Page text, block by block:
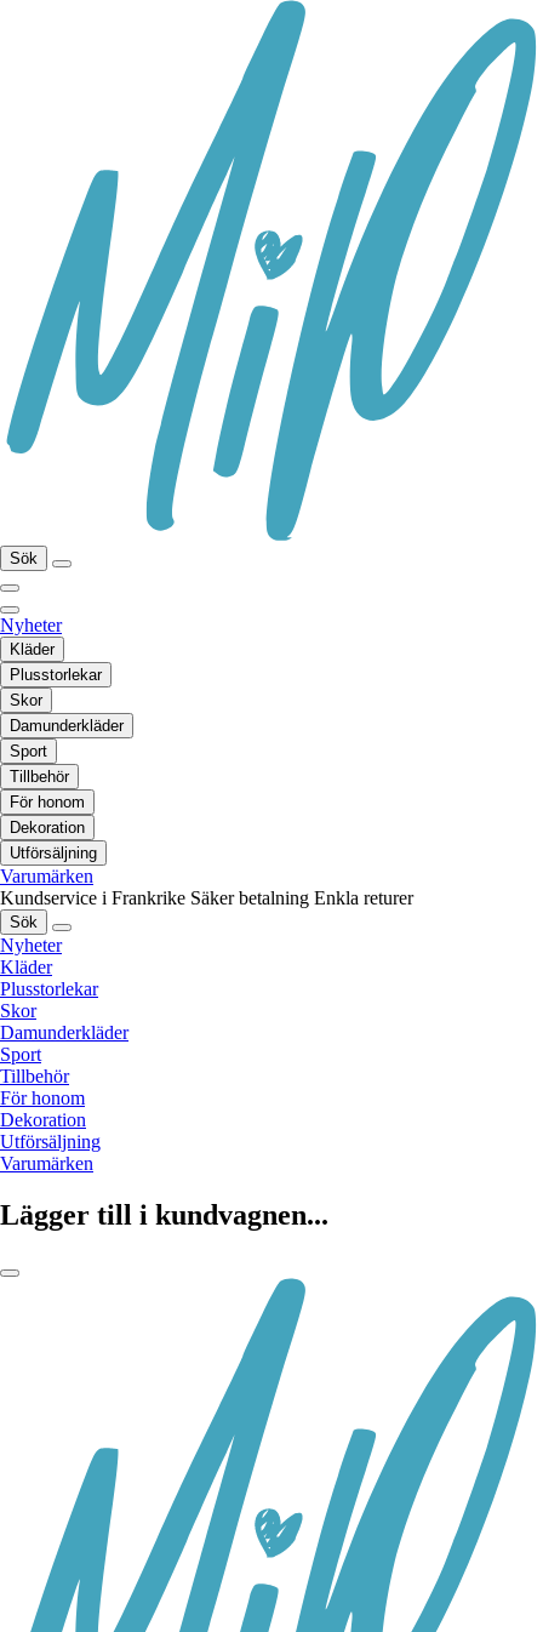
Sök
Nyheter
Kläder
Plusstorlekar
Skor
Damunderkläder
Sport
Tillbehör
För honom
Dekoration
Utförsäljning
Varumärken
Kundservice i Frankrike Säker betalning Enkla returer
Sök
Nyheter
Kläder
Plusstorlekar
Skor
Damunderkläder
Sport
Tillbehör
För honom
Dekoration
Utförsäljning
Varumärken
Lägger till i kundvagnen...